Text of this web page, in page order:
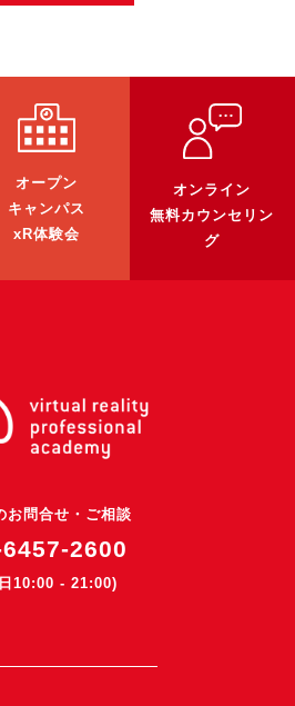
プリ開発研修
トフォーム『MetaLiveStage』2025年
『Qoocan』
発研修
オープン
キャンパス
xR体験会
オンライン
無料カウンセリン
グ
お問合せ・ご相談
2600
10:00 - 21:00)